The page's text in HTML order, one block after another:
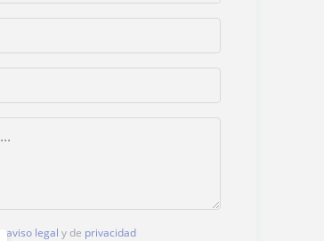
aviso legal y de privacidad